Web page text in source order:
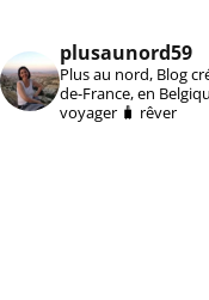
plusaunord59
Plus au nord, Blog
de-France, en
voyager 🧳 rêver